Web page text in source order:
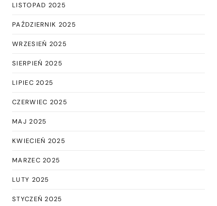
LISTOPAD 2025
PAŹDZIERNIK 2025
WRZESIEŃ 2025
SIERPIEŃ 2025
LIPIEC 2025
CZERWIEC 2025
MAJ 2025
KWIECIEŃ 2025
MARZEC 2025
LUTY 2025
STYCZEŃ 2025